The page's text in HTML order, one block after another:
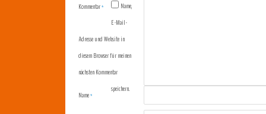
Kommentar*
Name*
Name,
E-Mail-
Adresse und Website in
diesem Browser für meinen
nächsten Kommentar
speichern.